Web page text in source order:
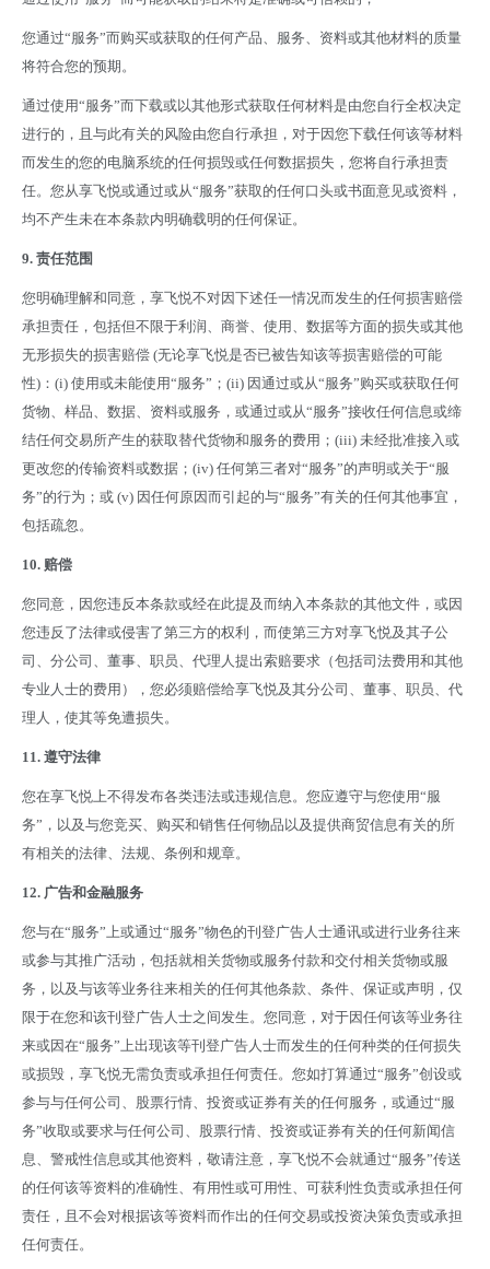
您通过“服务”而购买或获取的任何产品、服务、资料或其他材料的质量
将符合您的预期。
通过使用“服务”而下载或以其他形式获取任何材料是由您自行全权决定
进行的，且与此有关的风险由您自行承担，对于因您下载任何该等材料
而发生的您的电脑系统的任何损毁或任何数据损失，您将自行承担责
任。您从享飞悦或通过或从“服务”获取的任何口头或书面意见或资料，
均不产生未在本条款内明确载明的任何保证。
9. 责任范围
您明确理解和同意，享飞悦不对因下述任一情况而发生的任何损害赔偿
承担责任，包括但不限于利润、商誉、使用、数据等方面的损失或其他
无形损失的损害赔偿 (无论享飞悦是否已被告知该等损害赔偿的可能
性) ： (i) 使用或未能使用“服务” ； (ii) 因通过或从“服务”购买或获取任何
货物、样品、数据、资料或服务，或通过或从“服务”接收任何信息或缔
结任何交易所产生的获取替代货物和服务的费用； (iii) 未经批准接入或
更改您的传输资料或数据； (iv) 任何第三者对“服务”的声明或关于“服
务”的行为；或 (v) 因任何原因而引起的与“服务”有关的任何其他事宜，
包括疏忽。
10. 赔偿
您同意，因您违反本条款或经在此提及而纳入本条款的其他文件，或因
您违反了法律或侵害了第三方的权利，而使第三方对享飞悦及其子公
司、分公司、董事、职员、代理人提出索赔要求（包括司法费用和其他
专业人士的费用），您必须赔偿给享飞悦及其分公司、董事、职员、代
理人，使其等免遭损失。
11. 遵守法律
您在享飞悦上不得发布各类违法或违规信息。您应遵守与您使用“服
务” ，以及与您竞买、购买和销售任何物品以及提供商贸信息有关的所
有相关的法律、法规、条例和规章。
12. 广告和金融服务
您与在“服务”上或通过“服务”物色的刊登广告人士通讯或进行业务往来
或参与其推广活动，包括就相关货物或服务付款和交付相关货物或服
务，以及与该等业务往来相关的任何其他条款、条件、保证或声明，仅
限于在您和该刊登广告人士之间发生。您同意，对于因任何该等业务往
来或因在“服务”上出现该等刊登广告人士而发生的任何种类的任何损失
或损毁，享飞悦无需负责或承担任何责任。您如打算通过“服务”创设或
参与与任何公司、股票行情、投资或证券有关的任何服务，或通过“服
务”收取或要求与任何公司、股票行情、投资或证券有关的任何新闻信
息、警戒性信息或其他资料，敬请注意，享飞悦不会就通过“服务”传送
的任何该等资料的准确性、有用性或可用性、可获利性负责或承担任何
责任，且不会对根据该等资料而作出的任何交易或投资决策负责或承担
任何责任。